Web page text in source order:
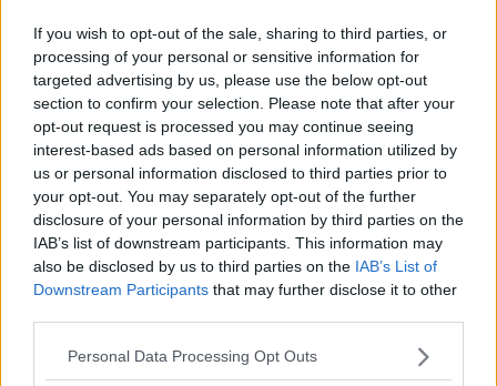
If you wish to opt-out of the sale, sharing to third parties, or
processing of your personal or sensitive information for
targeted advertising by us, please use the below opt-out
section to confirm your selection. Please note that after your
opt-out request is processed you may continue seeing
interest-based ads based on personal information utilized by
us or personal information disclosed to third parties prior to
your opt-out. You may separately opt-out of the further
disclosure of your personal information by third parties on the
IAB’s list of downstream participants. This information may
also be disclosed by us to third parties on the IAB’s List of
Downstream Participants that may further disclose it to other
Personal Data Processing Opt Outs
Aeroporti da record, ecco i numeri
Nuovo record di passeggeri per gli aeroporti
toscani
Luglio da record per gli aeroporti toscani
Per gli aeroporti un Febbraio da record
Boom di passeggeri negli aeroporti toscani
Ladri e truffatori, la procura chiede aiuto
Fischia il vento e tornano i disagi al Vespucci